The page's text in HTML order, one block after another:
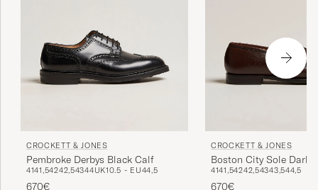
CROCKETT & JONES
Pembroke Derbys Black Calf
4141,54242,54344UK10.5 - EU44,5
670€
CROCKETT & JONES
Boston City Sole Dark
4141,54242,54343,544,5
670€